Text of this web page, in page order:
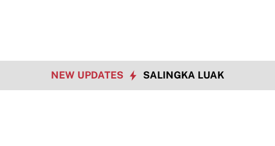
NEW UPDATES SALINGKA LUAK